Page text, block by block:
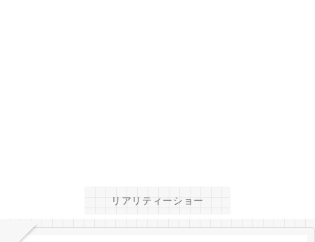
リアリティーショー